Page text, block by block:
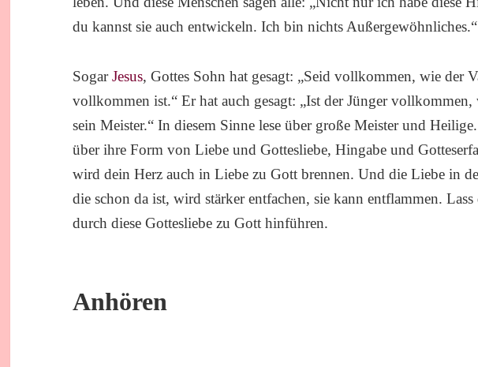
du kannst sie auch entwickeln. Ich bin nichts Außergewöhnliches.“
SogarJesus, Gottes Sohn hat gesagt: „Seid vollkommen, wie der
vollkommen ist.“ Er hat auch gesagt: „Ist der Jünger
sein Meister.“ In diesem Sinne lese über große Meister und
über ihre Form von Liebe und Gottesliebe, Hingabe und
wird dein Herz auch in Liebe zu Gott brennen. Und die Liebe in
die schon da ist, wird stärker entfachen, sie kann entflammen.
durch diese Gottesliebe zu Gott hinführen.
Anhören